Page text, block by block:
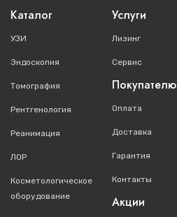
Каталог
УЗИ
Эндоскопия
Томография
Рентгенология
Реанимация
ЛОР
Косметологическое
оборудование
Услуги
Лизинг
Сервис
Покупателю
Оплата
Доставка
Гарантия
Контакты
Акции